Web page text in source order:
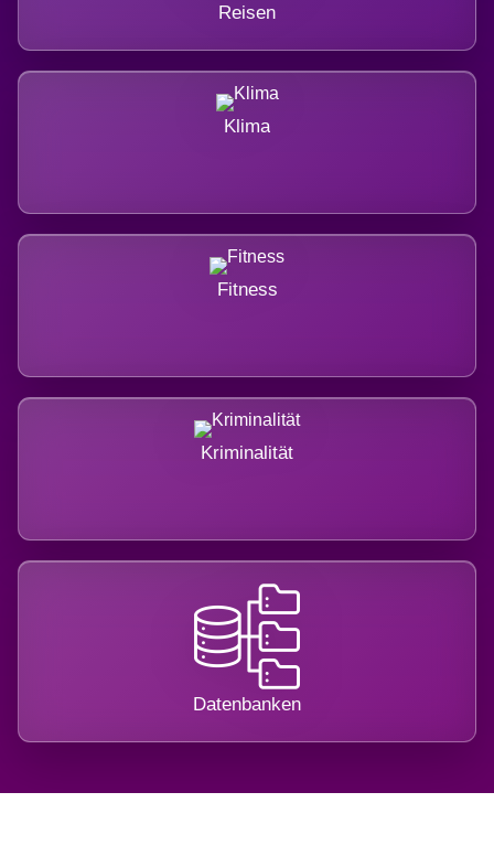
Reisen
Klima
Fitness
Kriminalität
Datenbanken